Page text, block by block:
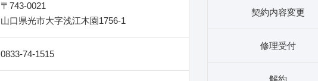
〒743-0021
山口県光市大字浅江木園1756‐1
0833-74-1515
契約内容変更
修理受付
解約